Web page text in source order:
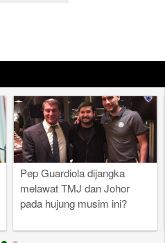
Pep Guardiola dijangka
melawat TMJ dan Johor
pada hujung musim ini?